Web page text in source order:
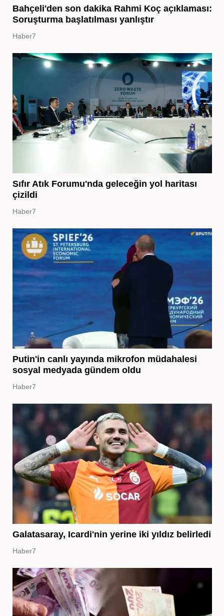
Bahçeli'den son dakika Rahmi Koç açıklaması:
Soruşturma başlatılması yanlıştır
Haber7
Sıfır Atık Forumu'nda geleceğin yol haritası
çizildi
Haber7
Putin'in canlı yayında mikrofon müdahalesi
sosyal medyada gündem oldu
Haber7
Galatasaray, Icardi'nin yerine iki yıldız belirledi
Haber7